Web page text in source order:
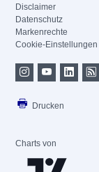
Disclaimer
Datenschutz
Markenrechte
Cookie-Einstellungen
Drucken
Charts von